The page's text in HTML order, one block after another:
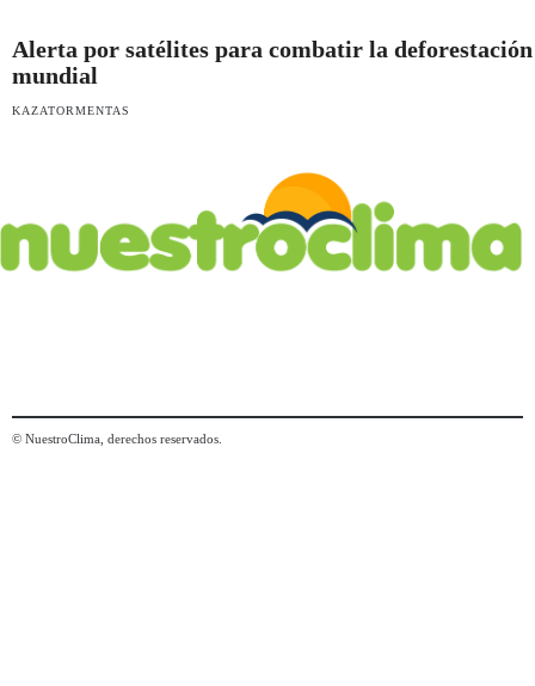
Alerta por satélites para combatir la deforestación
mundial
KAZATORMENTAS
© NuestroClima, derechos reservados.